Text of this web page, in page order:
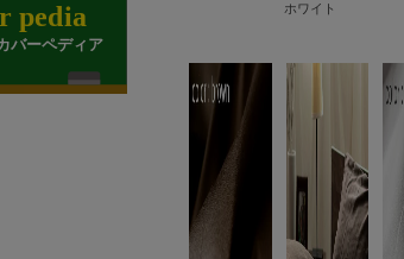
ホワイト